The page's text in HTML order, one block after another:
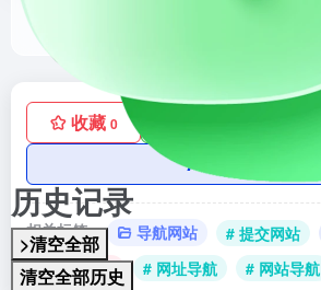
历史记录
>清空全部
清空全部历史
收藏 0
AI账号购买
相关标签： 导航网站 # 提交网站
# 网址大全
# 网址导航 # 网站导航